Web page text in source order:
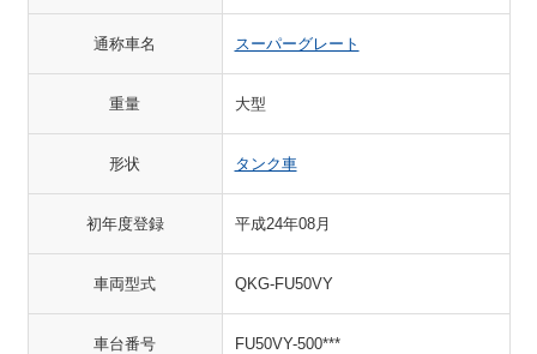
通称車名 スーパーグレート
重量 大型
形状 タンク車
初年度登録 平成24年08月
車両型式 QKG-FU50VY
車台番号 FU50VY-500***